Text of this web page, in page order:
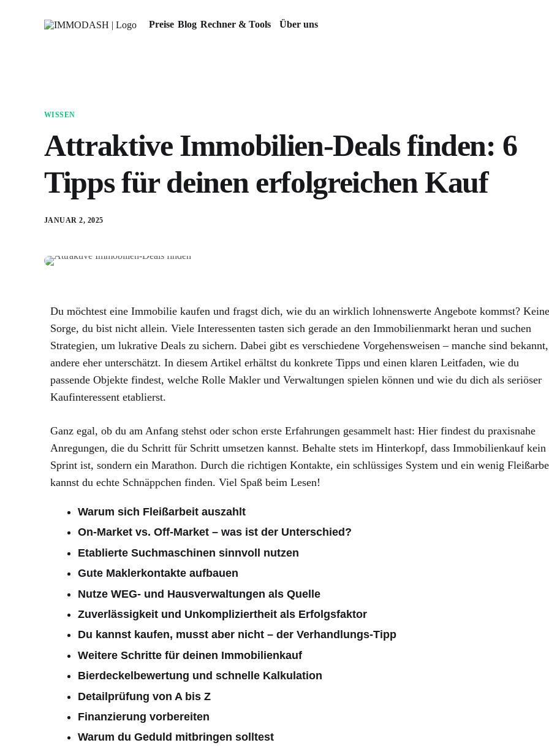
Preise Blog Rechner & Tools Über uns
WISSEN
Attraktive Immobilien-Deals finden: 6
Tipps für deinen erfolgreichen Kauf
JANUAR 2, 2025
Du möchtest eine Immobilie kaufen und fragst dich, wie du an wirklich lohnenswerte Angebote kommst? Keine
Sorge, du bist nicht allein. Viele Interessenten tasten sich gerade an den Immobilienmarkt heran und suchen
Strategien, um lukrative Deals zu sichern. Dabei gibt es verschiedene Vorgehensweisen – manche sind bekannt,
andere eher unterschätzt. In diesem Artikel erhältst du konkrete Tipps und einen klaren Leitfaden, wie du
passende Objekte findest, welche Rolle Makler und Verwaltungen spielen können und wie du dich als seriöser
Kaufinteressent etablierst.
Ganz egal, ob du am Anfang stehst oder schon erste Erfahrungen gesammelt hast: Hier findest du praxisnahe
Anregungen, die du Schritt für Schritt umsetzen kannst. Behalte stets im Hinterkopf, dass Immobilienkauf kein
Sprint ist, sondern ein Marathon. Durch die richtigen Kontakte, ein schlüssiges System und ein wenig
kannst du echte Schnäppchen finden. Viel Spaß beim Lesen!
Warum sich Fleißarbeit auszahlt
On-Market vs. Off-Market – was ist der Unterschied?
Etablierte Suchmaschinen sinnvoll nutzen
Gute Maklerkontakte aufbauen
Nutze WEG- und Hausverwaltungen als Quelle
Zuverlässigkeit und Unkompliziertheit als Erfolgsfaktor
Du kannst kaufen, musst aber nicht – der Verhandlungs-Tipp
Weitere Schritte für deinen Immobilienkauf
Bierdeckelbewertung und schnelle Kalkulation
Detailprüfung von A bis Z
Finanzierung vorbereiten
Warum du Geduld mitbringen solltest